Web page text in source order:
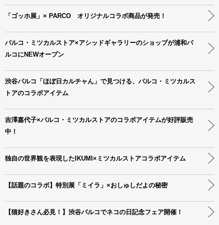
「ゴッホ展」× PARCO オリジナルコラボ商品が発売！
パルコ・ミツカルストア×アシッドギャラリーのショップが浦和パ
ルコにNEWオープン
渋谷パルコ「ほぼ日カルチャん」で見つける、パルコ・ミツカルス
トアのコラボアイテム
吉澤嘉代子×パルコ・ミツカルストアのコラボアイテムが好評販売
中！
独自の世界観を表現したIKUMI×ミツカルストアコラボアイテム
【話題のコラボ】特別展「ミイラ」×おしゅしだよの秘密
【猫好きさん必見！】渋谷パルコでネコの日記念フェア開催！